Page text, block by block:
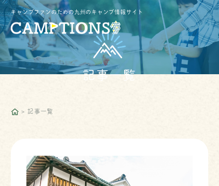
キャンプファンのための九州のキャンプ情報サイト
記事一覧
記事一覧